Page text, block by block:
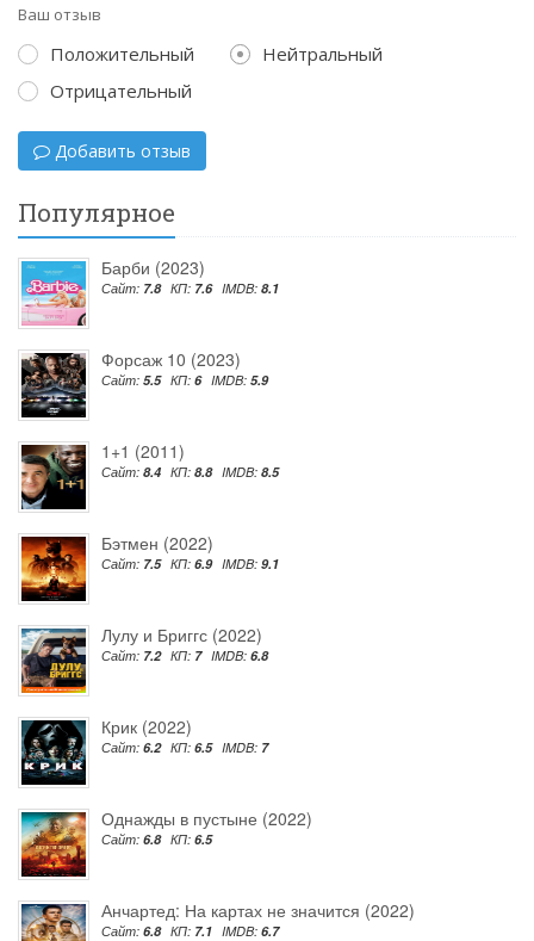
Ваш отзыв
Положительный
Нейтральный
Отрицательный
Добавить отзыв
Популярное
Барби (2023)
Сайт: 7.8 КП: 7.6 IMDB: 8.1
Форсаж 10 (2023)
Сайт: 5.5 КП: 6 IMDB: 5.9
1+1 (2011)
Сайт: 8.4 КП: 8.8 IMDB: 8.5
Бэтмен (2022)
Сайт: 7.5 КП: 6.9 IMDB: 9.1
Лулу и Бриггс (2022)
Сайт: 7.2 КП: 7 IMDB: 6.8
Крик (2022)
Сайт: 6.2 КП: 6.5 IMDB: 7
Однажды в пустыне (2022)
Сайт: 6.8 КП: 6.5
Анчартед: На картах не значится (2022)
Сайт: 6.8 КП: 7.1 IMDB: 6.7